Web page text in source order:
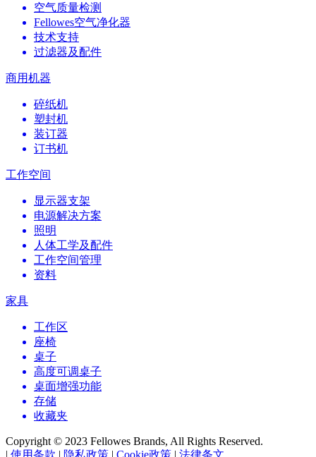
空气质量检测
Fellowes空气净化器
技术支持
过滤器及配件
商用机器
碎纸机
塑封机
装订器
订书机
工作空间
显示器支架
电源解决方案
照明
人体工学及配件
工作空间管理
资料
家具
工作区
座椅
桌子
高度可调桌子
桌面增强功能
存储
收藏夹
Copyright © 2023 Fellowes Brands, All Rights Reserved.
| 使用条款 | 隐私政策 | Cookie政策 | 法律条文